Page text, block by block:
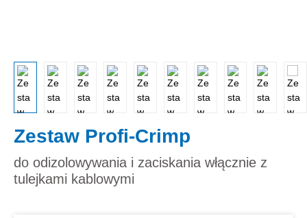
Zestaw Profi-Crimp
do odizolowywania i zaciskania włącznie z
tulejkami kablowymi